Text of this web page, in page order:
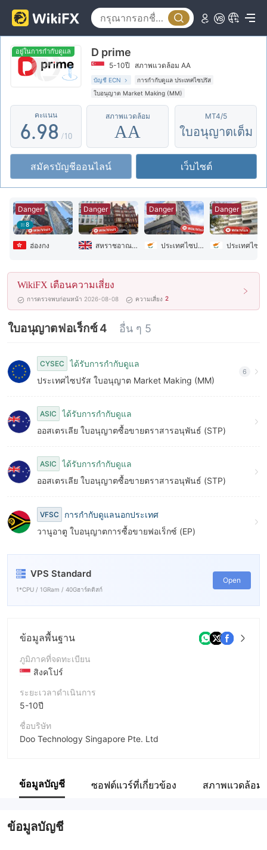
อยู่ในการกำกับดูแล D prime
5-10ปี สภาพแวดล้อม AA
บัญชี ECN
การกำกับดูแล ประเทศไซปรัส
ใบอนุญาต Market Making (MM)
ใบอนุญาต MT4 แบบเต็ม
โบร์กเกอร์ในภูมิภาค
ระวังความเสี่ยงอันตรายที่อาจจะซ่อนอยู่
การกำกับดูแลในต่างประเทศ
คะแนน
1
2
3
4
5
6
7
8
9
.
4
5
6
8
9
3
4
5
7
8
9
/10
สภาพแวดล้อม
AA
MT4/5
ใบอนุญาตเต็ม
สมัครบัญชีออนไลน์ เว็บไซต์
8
Danger
ฮ่องกง
Danger
สหราชอาณาจักร
Danger
ประเทศไซปรัส
Danger
WikiFX เตือนความเสี่ยง
การตรวจพบก่อนหน้า 2026-08-08 ความเสี่ยง 2
ใบอนุญาตฟอเร็กซ์ 4 อื่น ๆ 5
CYSEC
ได้รับการกำกับดูแล
ประเทศไซปรัส ใบอนุญาต Market Making (MM)
6
ASIC
ได้รับการกำกับดูแล
ออสเตรเลีย ใบอนุญาตซื้อขายตราสารอนุพันธ์ (STP)
ASIC
ได้รับการกำกับดูแล
ออสเตรเลีย ใบอนุญาตซื้อขายตราสารอนุพันธ์ (STP)
VFSC
การกำกับดูแลนอกประเทศ
วานูอาตู ใบอนุญาตการซื้อขายฟอเร็กซ์ (EP)
VPS Standard
1*CPU / 1GRam / 40Gฮาร์ดดิสก์
Open
ข้อมูลพื้นฐาน
ภูมิภาคที่จดทะเบียน
สิงคโปร์
ระยะเวลาดำเนินการ
5-10ปี
ชื่อบริษัท
Doo Technology Singapore Pte. Ltd
พนักงานบริษัท
ข้อมูลบัญชี ซอฟต์แวร์ที่เกี่ยวข้อง สภาพแวดล้อม
ข้อมูลบัญชี